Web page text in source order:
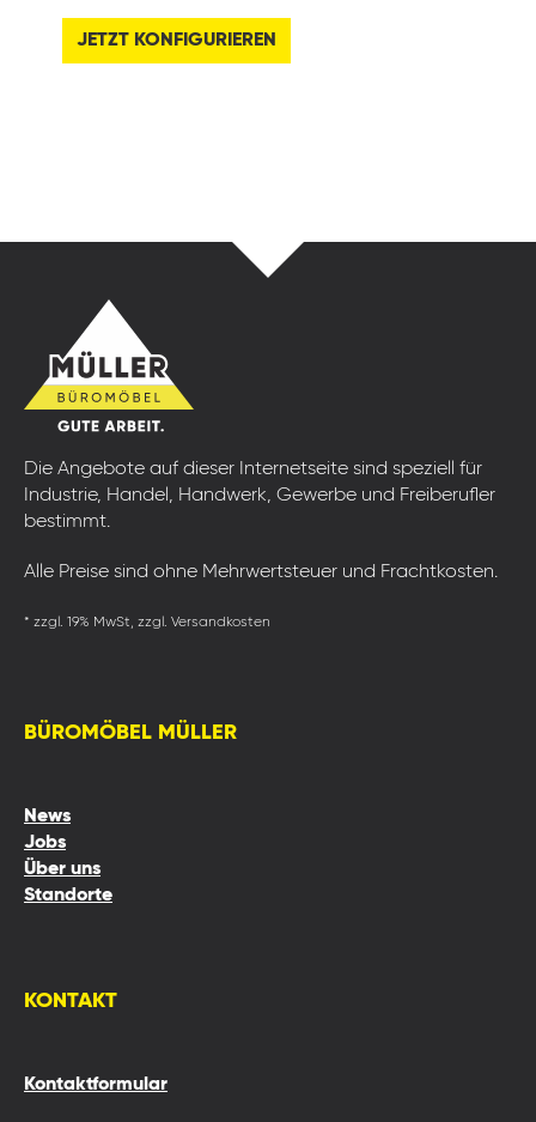
JETZT KONFIGURIEREN
Die Angebote auf dieser Internetseite sind speziell für
Industrie, Handel, Handwerk, Gewerbe und Freiberufler
bestimmt.
Alle Preise sind ohne Mehrwertsteuer und Frachtkosten.
* zzgl. 19% MwSt, zzgl. Versandkosten
BÜROMÖBEL MÜLLER
News
Jobs
Über uns
Standorte
KONTAKT
Kontaktformular